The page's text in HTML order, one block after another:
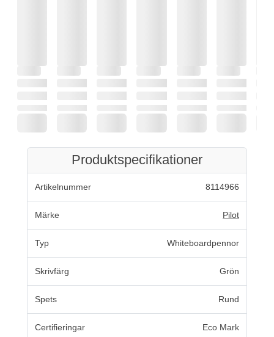
Produktspecifikationer
Artikelnummer 8114966
Märke Pilot
Typ Whiteboardpennor
Skrivfärg Grön
Spets Rund
Certifieringar Eco Mark